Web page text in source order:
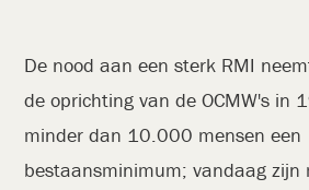
De nood aan een sterk RMI
de oprichting van de OCMW's in
minder dan 10.000 mensen een
bestaansminimum; vandaag zijn